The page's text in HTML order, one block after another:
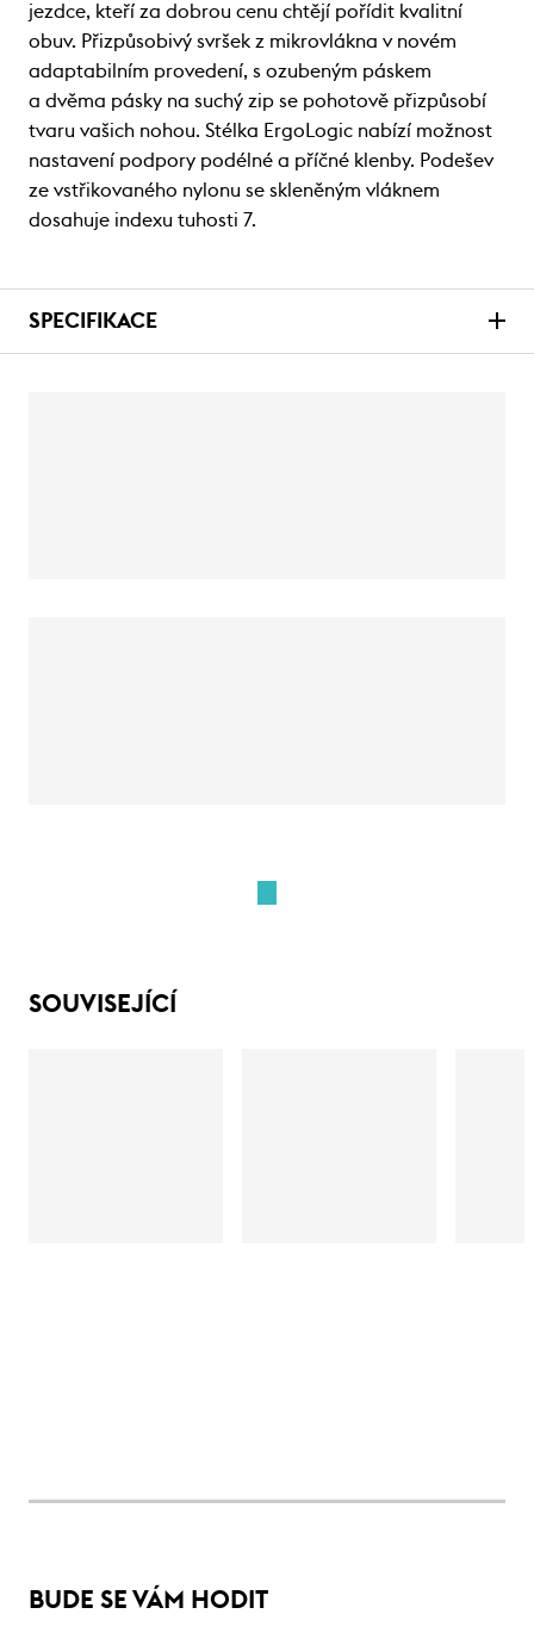
jezdce, kteří za dobrou cenu chtějí pořídit kvalitní
obuv. Přizpůsobivý svršek z mikrovlákna v novém
adaptabilním provedení, s ozubeným páskem
a dvěma pásky na suchý zip se pohotově přizpůsobí
tvaru vašich nohou. Stélka ErgoLogic nabízí možnost
nastavení podpory podélné a příčné klenby. Podešev
ze vstřikovaného nylonu se skleněným vláknem
dosahuje indexu tuhosti 7.
SPECIFIKACE
SOUVISEJÍCÍ
BUDE SE VÁM HODIT